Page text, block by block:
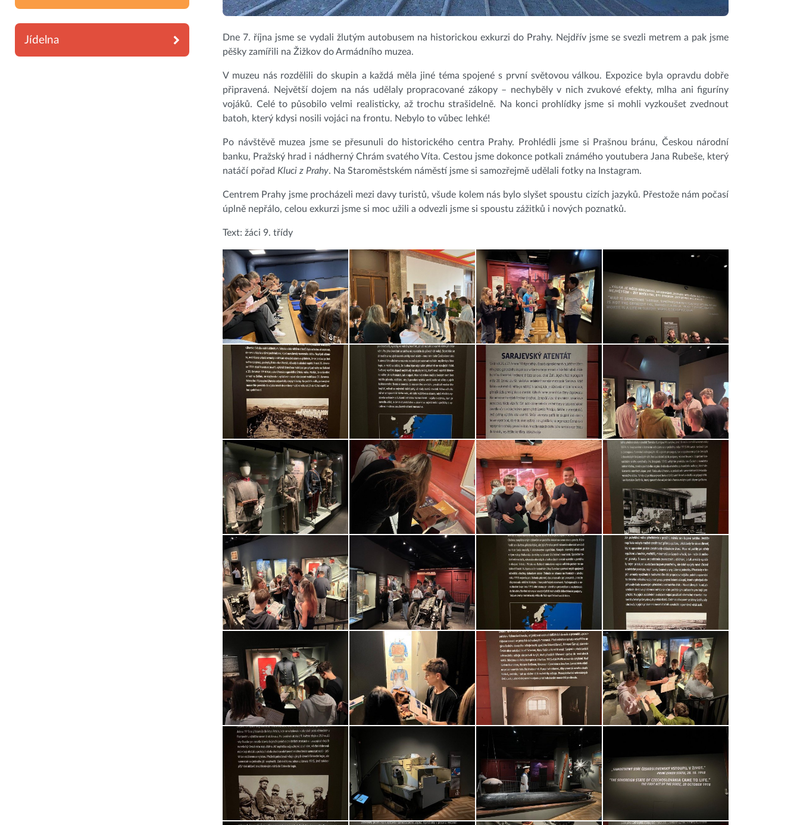
Jídelna
Dne 7. října jsme se vydali žlutým autobusem na historickou exkurzi do Prahy. Nejdřív jsme se svezli metrem a pak jsme
pěšky zamířili na Žižkov do Armádního muzea.
V muzeu nás rozdělili do skupin a každá měla jiné téma spojené s první světovou válkou. Expozice byla opravdu dobře
připravená. Největší dojem na nás udělaly propracované zákopy – nechyběly v nich zvukové efekty, mlha ani figuríny
vojáků. Celé to působilo velmi realisticky, až trochu strašidelně. Na konci prohlídky jsme si mohli vyzkoušet zvednout
batoh, který kdysi nosili vojáci na frontu. Nebylo to vůbec lehké!
Po návštěvě muzea jsme se přesunuli do historického centra Prahy. Prohlédli jsme si Prašnou bránu, Českou národní
banku, Pražský hrad i nádherný Chrám svatého Víta. Cestou jsme dokonce potkali známého youtubera Jana Rubeše, který
natáčí pořad Kluci z Prahy. Na Staroměstském náměstí jsme si samozřejmě udělali fotky na Instagram.
Centrem Prahy jsme procházeli mezi davy turistů, všude kolem nás bylo slyšet spoustu cizích jazyků. Přestože nám počasí
úplně nepřálo, celou exkurzi jsme si moc užili a odvezli jsme si spoustu zážitků i nových poznatků.
Text: žáci 9. třídy